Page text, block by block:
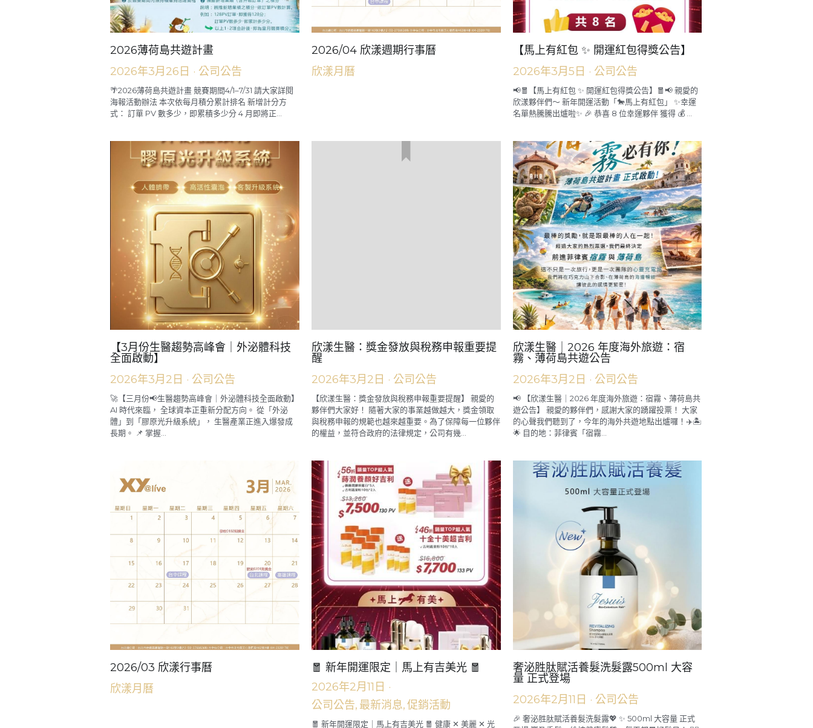
2026薄荷島共遊計畫
2026年3月26日·公司公告
🌴2026薄荷島共遊計畫 競賽期間4/1–7/31 請大家詳閱
海報活動辦法 本次依每月積分累計排名 新增計分方
式： 訂單 PV 數多少，即累積多少分 4 月即將正...
【馬上有紅包 ✨ 開運紅包得獎公告】
2026年3月5日
公司公告
📢🧧【馬上有紅包 ✨ 開運紅包得獎公告】🧧📢 親愛的
欣漾夥伴們～ 新年開運活動「🐎馬上有紅包」 ✨幸運
名單熱騰騰出爐啦✨ 🎉 恭喜 8 位幸運夥伴 獲得 💰 ...
【3月份生醫趨勢高峰會｜外泌體科技
全面啟動】
2026年3月2日·公司公告
體」到「膠原光升級系統」， 生醫產業正進入爆發成
長期。 📌 掌握...
欣漾生醫：獎金發放與稅務申報重要提
醒
2026年3月2日·公司公告
夥伴們大家好！ 隨著大家的事業越做越大，獎金領取
與稅務申報的規範也越來越重要。為了保障每一位夥伴
的權益，並符合政府的法律規定，公司有幾...
欣漾生醫｜2026 年度海外旅遊：宿
霧、薄荷島共遊公告
2026年3月2日·公司公告
遊公告】 親愛的夥伴們，感謝大家的踴躍投票！ 大家
的心聲我們聽到了，今年的海外共遊地點出爐囉！✈️🏝️
🧧 新年開運限定｜馬上有吉美光 🧧
奢泌胜肽賦活養髮洗髮露500ml 大容